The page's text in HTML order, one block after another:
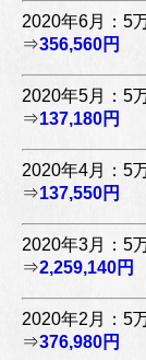
2020年6月：5
⇒356,560円
2020年5月：5
⇒137,180円
2020年4月：5
⇒137,550円
2020年3月：5
⇒2,259,140円
2020年2月：5
⇒376,980円